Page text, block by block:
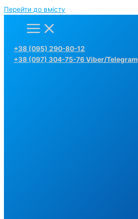
Перейти до вмісту
+38 (095) 290-80-12
+38 (097) 304-75-76 Viber/Telegram